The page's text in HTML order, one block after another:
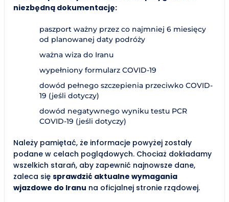
niezbędną dokumentację:
paszport ważny przez co najmniej 6 miesięcy
od planowanej daty podróży
ważna wiza do Iranu
wypełniony formularz COVID-19
dowód pełnego szczepienia przeciwko COVID-
19 (jeśli dotyczy)
dowód negatywnego wyniku testu PCR
COVID-19 (jeśli dotyczy)
Należy pamiętać, że informacje powyżej zostały
podane w celach poglądowych. Chociaż dokładamy
wszelkich starań, aby zapewnić najnowsze dane,
zaleca się sprawdzić aktualne wymagania
wjazdowe do Iranu na oficjalnej stronie rządowej.